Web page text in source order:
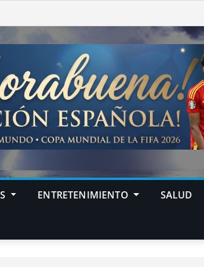
ENTRETENIMIENTO SALUD